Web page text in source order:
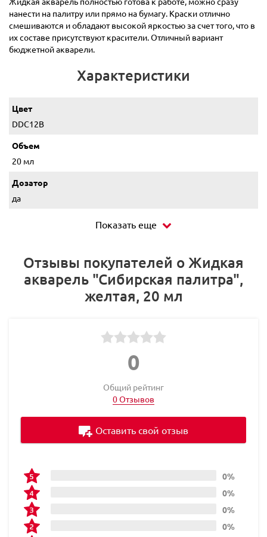
нанести на палитру или прямо на бумагу. Краски отлично
смешиваются и обладают высокой яркостью за счет того, что в
их составе присутствуют красители. Отличный вариант
бюджетной акварели.
Характеристики
Цвет
DDC12B
Объем
20 мл
Дозатор
да
Показать еще
Отзывы покупателей о Жидкая
акварель "Сибирская палитра",
желтая, 20 мл
0
Общий рейтинг
0 Отзывов
0%
0%
0%
0%
Оставить свой отзыв